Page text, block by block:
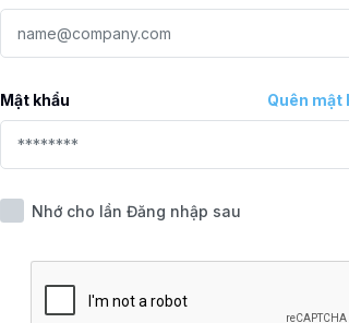
Mật khẩu Quên mật
Nhớ cho lần Đăng nhập sau